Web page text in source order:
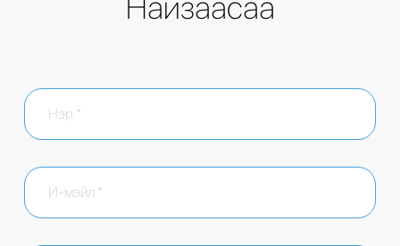
Найзаасаа